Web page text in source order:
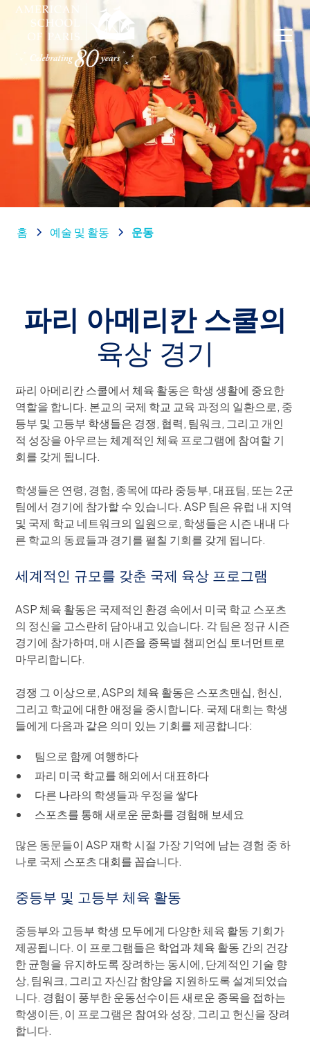
홈 예술 및 활동 운동
파리 아메리칸 스쿨의
육상 경기
파리 아메리칸 스쿨에서 체육 활동은 학생 생활에 중요한
역할을 합니다. 본교의 국제 학교 교육 과정의 일환으로, 중
등부 및 고등부 학생들은 경쟁, 협력, 팀워크, 그리고 개인
적 성장을 아우르는 체계적인 체육 프로그램에 참여할 기
회를 갖게 됩니다.
학생들은 연령, 경험, 종목에 따라 중등부, 대표팀, 또는 2군
팀에서 경기에 참가할 수 있습니다. ASP 팀은 유럽 내 지역
및 국제 학교 네트워크의 일원으로, 학생들은 시즌 내내 다
른 학교의 동료들과 경기를 펼칠 기회를 갖게 됩니다.
세계적인 규모를 갖춘 국제 육상 프로그램
ASP 체육 활동은 국제적인 환경 속에서 미국 학교 스포츠
의 정신을 고스란히 담아내고 있습니다. 각 팀은 정규 시즌
경기에 참가하며, 매 시즌을 종목별 챔피언십 토너먼트로
마무리합니다.
경쟁 그 이상으로, ASP의 체육 활동은 스포츠맨십, 헌신,
그리고 학교에 대한 애정을 중시합니다. 국제 대회는 학생
들에게 다음과 같은 의미 있는 기회를 제공합니다:
팀으로 함께 여행하다
파리 미국 학교를 해외에서 대표하다
다른 나라의 학생들과 우정을 쌓다
스포츠를 통해 새로운 문화를 경험해 보세요
많은 동문들이 ASP 재학 시절 가장 기억에 남는 경험 중 하
나로 국제 스포츠 대회를 꼽습니다.
중등부 및 고등부 체육 활동
중등부와 고등부 학생 모두에게 다양한 체육 활동 기회가
제공됩니다. 이 프로그램들은 학업과 체육 활동 간의 건강
한 균형을 유지하도록 장려하는 동시에, 단계적인 기술 향
상, 팀워크, 그리고 자신감 함양을 지원하도록 설계되었습
니다. 경험이 풍부한 운동선수이든 새로운 종목을 접하는
학생이든, 이 프로그램은 참여와 성장, 그리고 헌신을 장려
합니다.